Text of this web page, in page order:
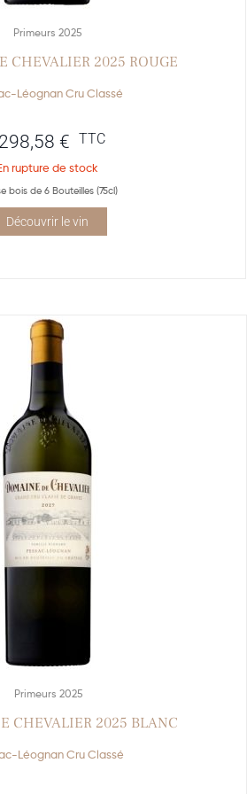
Primeurs 2025
CHEVALIER 2025 ROUGE
Léognan Cru Classé
298,58 € TTC
rupture de stock
bois de 6 Bouteilles (75cl)
Découvrir le vin
Primeurs 2025
CHEVALIER 2025 BLANC
Léognan Cru Classé